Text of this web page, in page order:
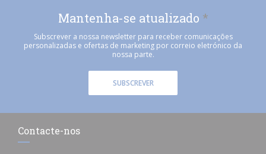
Mantenha-se atualizado *
Subscrever a nossa newsletter para receber comunicações
personalizadas e ofertas de marketing por correio eletrónico da
nossa parte.
SUBSCREVER
Contacte-nos